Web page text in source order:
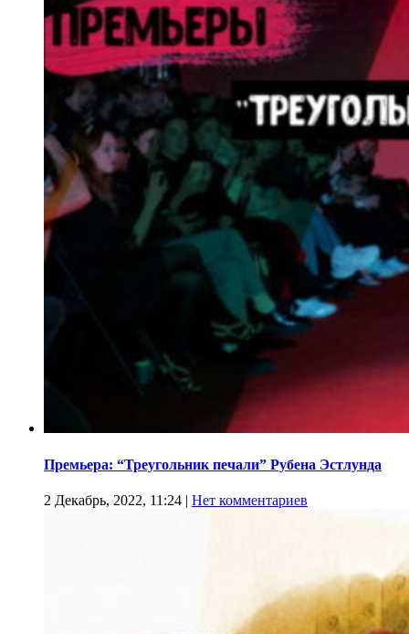
Премьера: “Треугольник печали” Рубена Эстлунда
2 Декабрь, 2022, 11:24 | Нет комментариев